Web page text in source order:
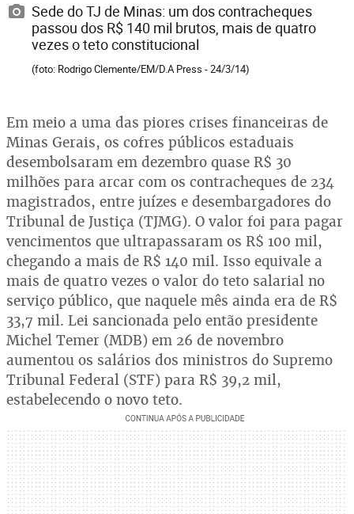
Sede do TJ de Minas: um dos contracheques
passou dos R$ 140 mil brutos, mais de quatro
vezes o teto constitucional
(foto: Rodrigo Clemente/EM/D.A Press - 24/3/14)
Em meio a uma das piores crises financeiras de
Minas Gerais, os cofres públicos estaduais
desembolsaram em dezembro quase R$ 30
milhões para arcar com os contracheques de 234
magistrados, entre juízes e desembargadores do
Tribunal de Justiça (TJMG). O valor foi para pagar
vencimentos que ultrapassaram os R$ 100 mil,
chegando a mais de R$ 140 mil. Isso equivale a
mais de quatro vezes o valor do teto salarial no
serviço público, que naquele mês ainda era de R$
33,7 mil. Lei sancionada pelo então presidente
Michel Temer (MDB) em 26 de novembro
aumentou os salários dos ministros do Supremo
Tribunal Federal (STF) para R$ 39,2 mil,
estabelecendo o novo teto.